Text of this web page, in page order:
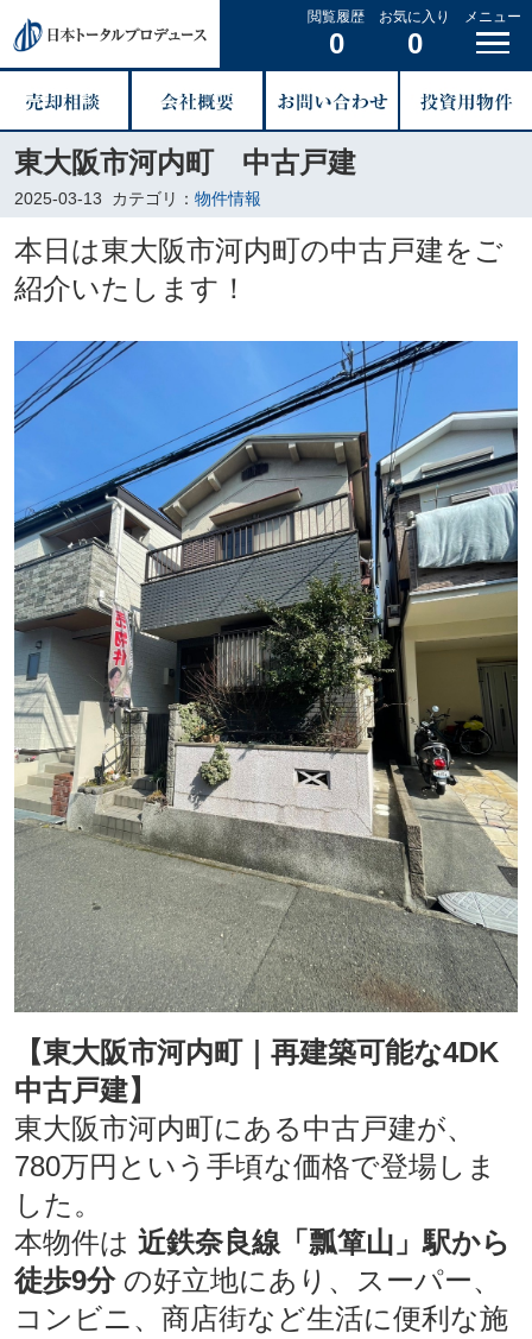
閲覧履歴
0
お気に入り
0
メニュー
東大阪市河内町 中古戸建
2025-03-13 カテゴリ： 物件情報
本日は東大阪市河内町の中古戸建をご
紹介いたします！
【東大阪市河内町｜再建築可能な4DK
中古戸建】
東大阪市河内町にある中古戸建が、
780万円という手頃な価格で登場しま
した。
本物件は 近鉄奈良線「瓢箪山」駅から
徒歩9分の好立地にあり、スーパー、
コンビニ、商店街など生活に便利な施